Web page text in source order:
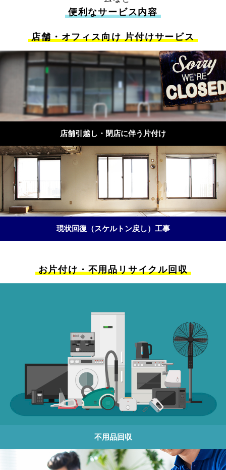
便利なサービス内容
店舗・オフィス向け 片付けサービス
店舗引越し・閉店に伴う片付け
現状回復（スケルトン戻し）工事
お片付け・不用品リサイクル回収
不用品回収